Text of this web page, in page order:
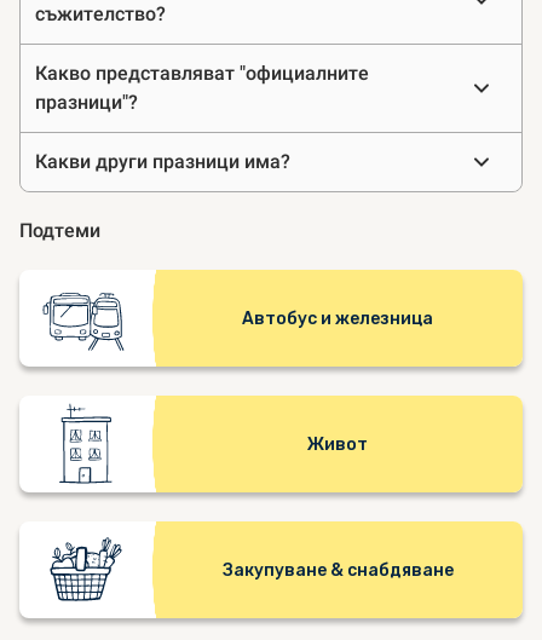
съжителство?
Какво представляват "официалните
празници"?
Какви други празници има?
Подтеми
Автобус и железница
Живот
Закупуване & снабдяване